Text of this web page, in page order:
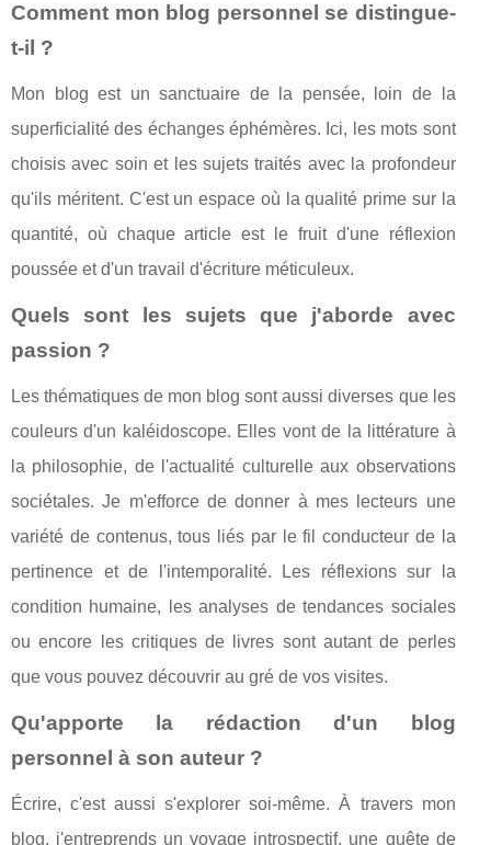
Comment mon blog personnel se distingue-
t-il ?
Mon blog est un sanctuaire de la pensée, loin de la
superficialité des échanges éphémères. Ici, les mots sont
choisis avec soin et les sujets traités avec la profondeur
qu'ils méritent. C'est un espace où la qualité prime sur la
quantité, où chaque article est le fruit d'une réflexion
poussée et d'un travail d'écriture méticuleux.
Quels sont les sujets que j'aborde avec
passion ?
Les thématiques de mon blog sont aussi diverses que les
couleurs d'un kaléidoscope. Elles vont de la littérature à
la philosophie, de l'actualité culturelle aux observations
sociétales. Je m'efforce de donner à mes lecteurs une
variété de contenus, tous liés par le fil conducteur de la
pertinence et de l'intemporalité. Les réflexions sur la
condition humaine, les analyses de tendances sociales
ou encore les critiques de livres sont autant de perles
que vous pouvez découvrir au gré de vos visites.
Qu'apporte la rédaction d'un blog
personnel à son auteur ?
Écrire, c'est aussi s'explorer soi-même. À travers mon
blog, j'entreprends un voyage introspectif, une quête de